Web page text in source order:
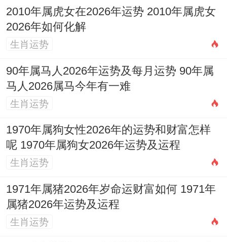
9月4日（天德）：天德为黄道吉神，标记天
赐之福，此日同样「宜嫁娶」。
9月12日:此日宜忌中明确里面有「嫁娶」;且
各项事宜均宜,被认为是万事皆宜得好日子.
要记得避开
明确「忌嫁娶」得日子,如9月29
日被标注为「月忌日,大事勿用」,就真不适
合举办婚礼...
搬家入宅意思是开启新生活;选择一个吉日以
求家宅安宁、人财两旺是流行愿望，适合入
2010年属虎女在2026年运势 2010年属虎女
2026年如何化解
生肖运势
90年属马人2026年运势及每月运势 90年属
马人2026属马今年有一难
生肖运势
1970年属狗女性2026年的运势和财富怎样
呢 1970年属狗女2026年运势及运程
生肖运势
1971年属猪2026年岁命运财富如何 1971年
属猪2026年运势及运程
生肖运势